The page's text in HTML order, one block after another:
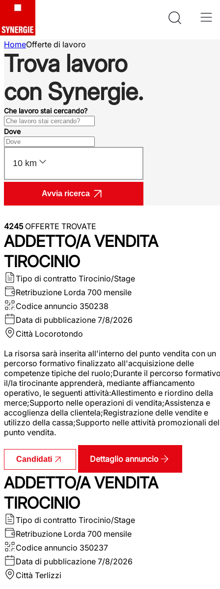
HomeOfferte di lavoro
Trova lavoro
con Synergie.
Che lavoro stai cercando?
Dove
10 km
Avvia ricerca
4245OFFERTE TROVATE
ADDETTO/A VENDITA
TIROCINIO
Tipo di contratto Tirocinio/Stage
Retribuzione Lorda 700 mensile
Codice annuncio 350238
Data di pubblicazione 7/8/2026
Città Locorotondo
La risorsa sarà inserita all'interno del punto vendita con un
percorso formativo finalizzato all'acquisizione delle
competenze tipiche del ruolo;Durante il percorso
il/la tirocinante apprenderà, mediante affiancamento
operativo, le seguenti attività:Allestimento e riordino della
merce;Supporto nelle operazioni di vendita;Assistenza e
accoglienza della clientela;Registrazione delle vendite e
utilizzo della cassa;Supporto nelle attività promozionali del
punto vendita.
Candidati Dettaglio annuncio
ADDETTO/A VENDITA
TIROCINIO
Tipo di contratto Tirocinio/Stage
Retribuzione Lorda 700 mensile
Codice annuncio 350237
Data di pubblicazione 7/8/2026
Città Terlizzi